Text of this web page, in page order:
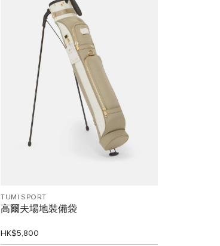
TUMI SPORT
高爾夫場地裝備袋
HK$5,800